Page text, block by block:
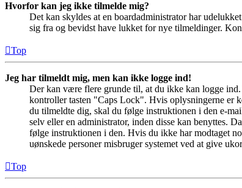
Hvorfor kan jeg ikke tilmelde mig?
Det kan skyldes at en boardadministrator har
sig fra og bevidst have lukket for nye tilmeldinger.
Top
Jeg har tilmeldt mig, men kan ikke logge ind!
Der kan være flere grunde til, at du ikke kan logge ind.
kontroller tasten "Caps Lock". Hvis oplysningerne er
du tilmeldte dig, skal du følge instruktionen i den e-
selv eller en administrator, inden disse kan benyttes.
følge instruktionen i den. Hvis du ikke har modtaget
uønskede personer misbruger systemet ved at give
Top